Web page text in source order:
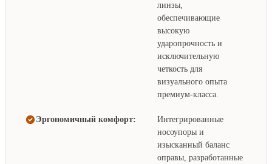
линзы,
обеспечивающие
высокую
ударопрочность и
исключительную
четкость для
визуального опыта
премиум-класса.
Эргономичный комфорт:
Интегрированные
носоупоры и
изысканный баланс
оправы, разработанные